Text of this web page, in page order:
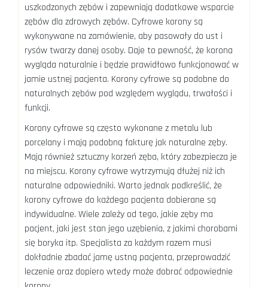
uszkodzonych zębów i zapewniają dodatkowe wsparcie
zębów dla zdrowych zębów. Cyfrowe korony są
wykonywane na zamówienie, aby pasowały do ust i
rysów twarzy danej osoby. Daje to pewność, że korona
wygląda naturalnie i będzie prawidłowo funkcjonować w
jamie ustnej pacjenta. Korony cyfrowe są podobne do
naturalnych zębów pod względem wyglądu, trwałości i
funkcji.
Korony cyfrowe są często wykonane z metalu lub
porcelany i mają podobną fakturę jak naturalne zęby.
Mają również sztuczny korzeń zęba, który zabezpiecza je
na miejscu. Korony cyfrowe wytrzymują dłużej niż ich
naturalne odpowiedniki. Warto jednak podkreślić, że
korony cyfrowe do każdego pacjenta dobierane są
indywidualne. Wiele zależy od tego, jakie zęby ma
pacjent, jaki jest stan jego uzębienia, z jakimi chorobami
się boryka itp. Specjalista za każdym razem musi
dokładnie zbadać jamę ustną pacjenta, przeprowadzić
leczenie oraz dopiero wtedy może dobrać odpowiednie